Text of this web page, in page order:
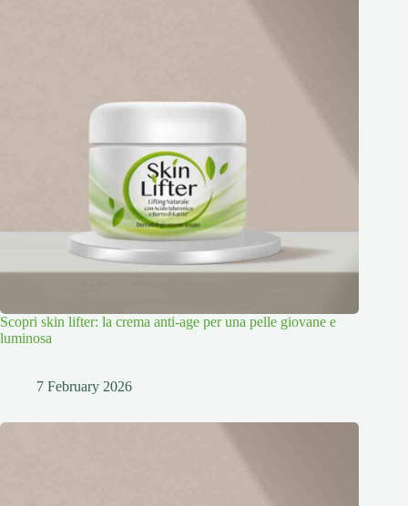
Scopri skin lifter: la crema anti-age per una pelle giovane e
luminosa
7 February 2026